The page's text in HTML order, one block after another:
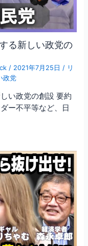
る新しい政党の
/ 2021年7月25日 / リ
政党
い政党の創設 要約
ー不平等など、日